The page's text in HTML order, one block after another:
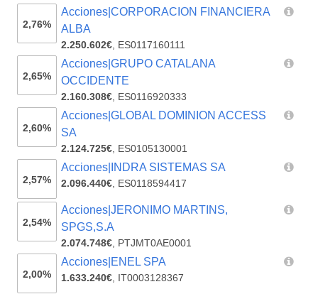
2,76%
Acciones|CORPORACION FINANCIERA
ALBA
2.250.602€, ES0117160111
2,65%
Acciones|GRUPO CATALANA
OCCIDENTE
2.160.308€, ES0116920333
2,60%
Acciones|GLOBAL DOMINION ACCESS
SA
2.124.725€, ES0105130001
2,57%
Acciones|INDRA SISTEMAS SA
2.096.440€, ES0118594417
2,54%
Acciones|JERONIMO MARTINS,
SPGS,S.A
2.074.748€, PTJMT0AE0001
2,00%
Acciones|ENEL SPA
1.633.240€, IT0003128367